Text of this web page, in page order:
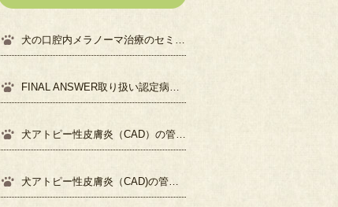
犬の口腔内メラノーマ治療のセミナーに参加してきました
FINAL ANSWER取り扱い認定病院になりました
犬アトピー性皮膚炎（CAD）の管理について②
犬アトピー性皮膚炎（CAD)の管理について①